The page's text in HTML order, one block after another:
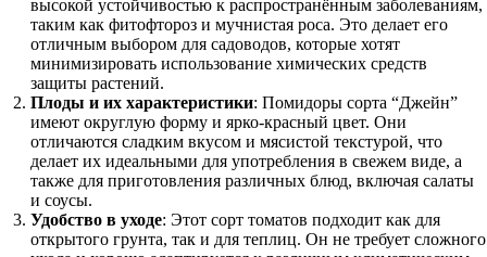
высокой устойчивостью к распространённым заболеваниям,
таким как фитофтороз и мучнистая роса. Это делает его
отличным выбором для садоводов, которые хотят
минимизировать использование химических средств
защиты растений.
Плоды и их характеристики: Помидоры сорта “Джейн”
имеют округлую форму и ярко-красный цвет. Они
отличаются сладким вкусом и мясистой текстурой, что
делает их идеальными для употребления в свежем виде, а
также для приготовления различных блюд, включая салаты
и соусы.
Удобство в уходе: Этот сорт томатов подходит как для
открытого грунта, так и для теплиц. Он не требует сложного